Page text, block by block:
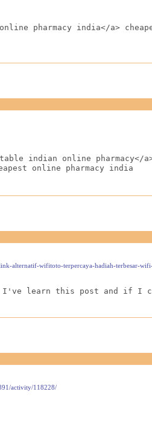
pharmacy india</a>
indian online pharmacy</
online pharmacy india
alternatif-wifitoto-terpercaya-hadiah-terbesar-
learn this post and if I
activity/118228/